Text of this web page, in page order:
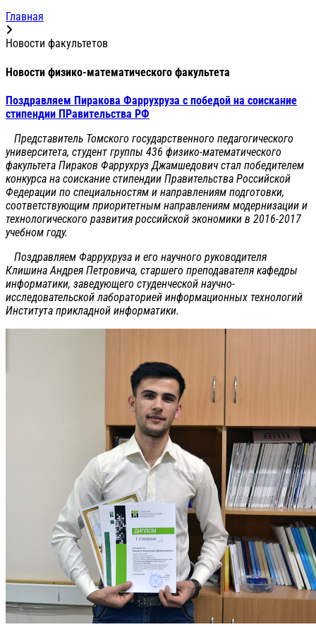
Главная
Новости факультетов
Новости физико-математического факультета
Поздравляем Пиракова Фаррухруза с победой на соискание
стипендии ПРавительства РФ
Представитель Томского государственного педагогического
университета, студент группы 436 физико-математического
факультета Пираков Фаррухруз Джамшедович стал победителем
конкурса на соискание стипендии Правительства Российской
Федерации по специальностям и направлениям подготовки,
соответствующим приоритетным направлениям модернизации и
технологического развития российской экономики в 2016-2017
учебном году.
Поздравляем Фаррухруза и его научного руководителя
Клишина Андрея Петровича, старшего преподавателя кафедры
информатики, заведующего студенческой научно-
исследовательской лабораторией информационных технологий
Института прикладной информатики.